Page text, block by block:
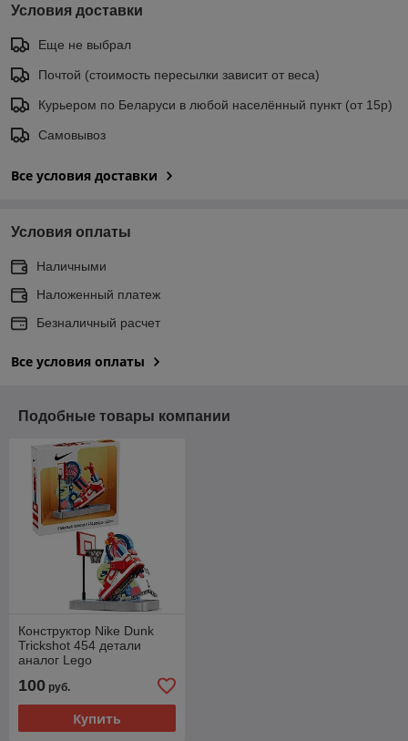
Условия доставки
Еще не выбрал
Почтой (стоимость пересылки зависит от веса)
Курьером по Беларуси в любой населённый пункт (от 15р)
Самовывоз
Все условия доставки
Условия оплаты
Наличными
Наложенный платеж
Безналичный расчет
Все условия оплаты
Подобные товары компании
Конструктор Nike Dunk
Trickshot 454 детали
аналог Lego
100 руб.
Купить